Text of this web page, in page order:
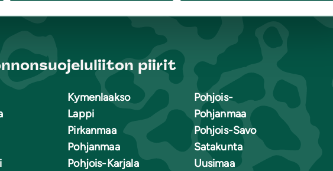
piirit
Kymenlaakso
Lappi
Pirkanmaa
Pohjanmaa
Pohjois-Karjala
Pohjois-
Pohjanmaa
Pohjois-Savo
Satakunta
Uusimaa